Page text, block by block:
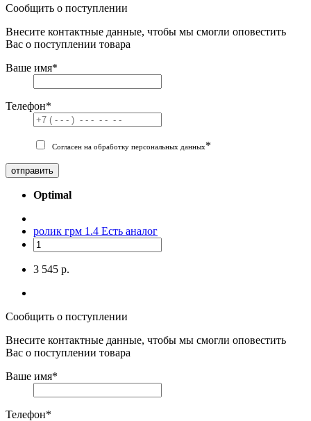
Сообщить о поступлении
Внесите контактные данные, чтобы мы смогли оповестить
Вас о поступлении товара
Ваше имя*
Телефон*
Согласен на обработку персональных данных*
отправить
Optimal
ролик грм 1.4 Есть аналог
3 545 р.
Сообщить о поступлении
Внесите контактные данные, чтобы мы смогли оповестить
Вас о поступлении товара
Ваше имя*
Телефон*